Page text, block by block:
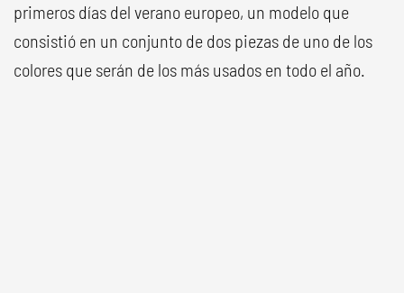
primeros días del verano europeo, un modelo que
consistió en un conjunto de dos piezas de uno de los
colores que serán de los más usados en todo el año.